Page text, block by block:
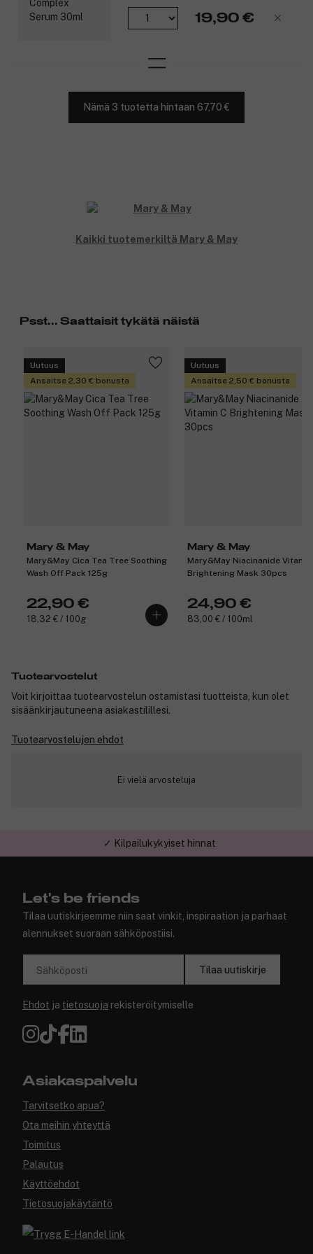
19,90 €
Nämä 3 tuotetta hintaan 67,70 €
Kaikki tuotemerkiltä Mary & May
Psst... Saattaisit tykätä näistä
Uutuus
Ansaitse 2,30 € bonusta
Mary & May
Mary&May Cica Tea Tree Soothing
Wash Off Pack 125g
22,90 €
18,32 € / 100g
Uutuus
Ansaitse 2,50 € bonusta
Mary & May
Mary&May Niacinanide
Brightening Mask 30pcs
24,90 €
83,00 € / 100ml
Tuotearvostelut
Voit kirjoittaa tuotearvostelun ostamistasi tuotteista, kun olet
sisäänkirjautuneena asiakastilillesi.
Tuotearvostelujen ehdot
Ei vielä arvosteluja
✓ Kilpailukykyiset hinnat
Let's be friends
Tilaa uutiskirjeemme niin saat vinkit, inspiraation ja parhaat
alennukset suoraan sähköpostiisi.
Sähköposti Tilaa uutiskirje
Ehdot ja tietosuoja rekisteröitymiselle
Asiakaspalvelu
Tarvitsetko apua?
Ota meihin yhteyttä
Toimitus
Palautus
Käyttöehdot
Tietosuojakäytäntö